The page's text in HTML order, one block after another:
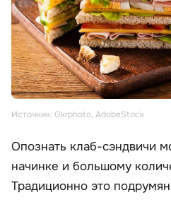
Источник: Gkrphoto, AdobeStock
Опознать клаб-сэндвичи
начинке и большому
Традиционно это